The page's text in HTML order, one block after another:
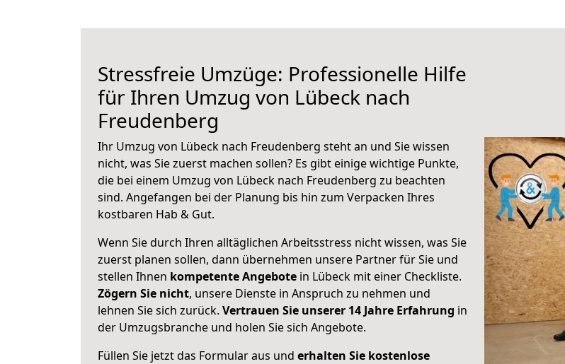
Stressfreie Umzüge: Professionelle Hilfe
für Ihren Umzug von Lübeck nach
Freudenberg
Ihr Umzug von Lübeck nach Freudenberg steht an und Sie wissen
nicht, was Sie zuerst machen sollen? Es gibt einige wichtige Punkte,
die bei einem Umzug von Lübeck nach Freudenberg zu beachten
sind. Angefangen bei der Planung bis hin zum Verpacken Ihres
kostbaren Hab & Gut.
Wenn Sie durch Ihren alltäglichen Arbeitsstress nicht wissen, was Sie
zuerst planen sollen, dann übernehmen unsere Partner für Sie und
stellen Ihnen kompetente Angebote in Lübeck mit einer Checkliste.
Zögern Sie nicht, unsere Dienste in Anspruch zu nehmen und
lehnen Sie sich zurück. Vertrauen Sie unserer 14 Jahre Erfahrung in
der Umzugsbranche und holen Sie sich Angebote.
Füllen Sie jetzt das Formular aus und erhalten Sie kostenlose